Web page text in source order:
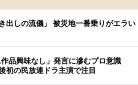
出しの流儀」 被災地一番乗りがエラい
品興味なし」発言に滲むプロ意識
初の民放連ドラ主演で注目